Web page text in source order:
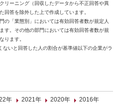
リーニング（回収したデータから不正回答や異
回答を除外した上で作成しています。
「業態別」においては有効回答者数が規定人
す。その他の部門においては有効回答者数が規
ります。
いと回答した人の割合が基準値以下の企業がラ
年 2021年 2020年
2016年